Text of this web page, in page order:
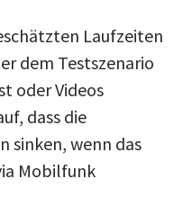
Laufzeiten
dem Testszenario
oder Videos
dass die
sinken, wenn das
Mobilfunk